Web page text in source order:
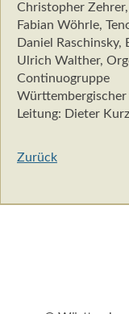
Christopher
Fabian Wöhrle,
Daniel Raschinsky,
Ulrich Walther,
Continuogruppe
Leitung: Dieter Kurz
Zurück